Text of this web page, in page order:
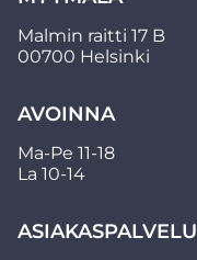
Malmin raitti 17 B
00700 Helsinki
AVOINNA
Ma-Pe 11-18
La 10-14
ASIAKASPALVELU